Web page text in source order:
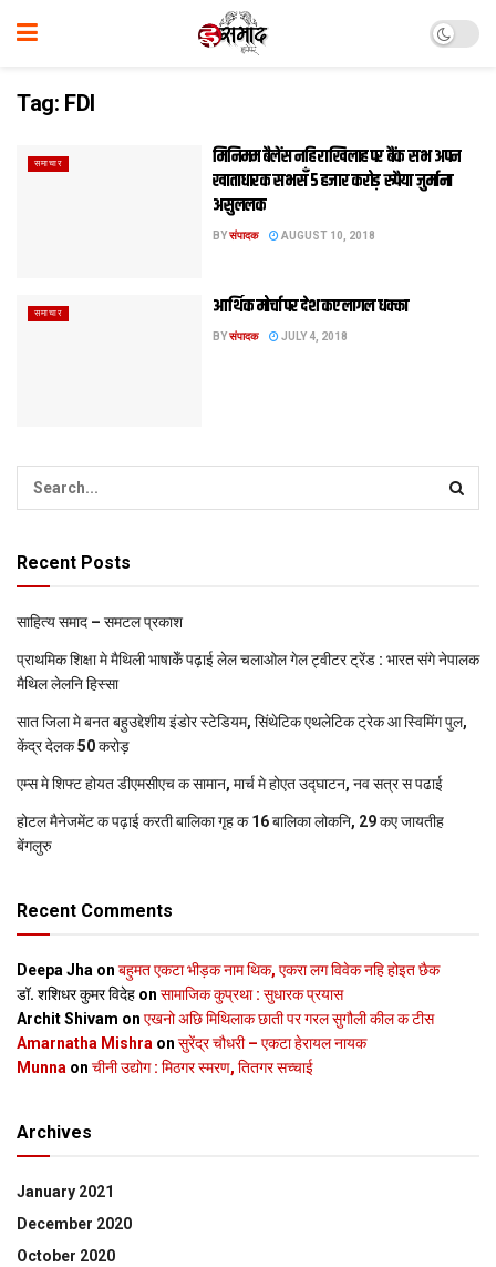
Tag: FDI
समाचार
मिनिमम बैलेंस नहि राखिलाह पर बैंक सभ अपन
खाताधारक सभसँ 5 हजार करोड़ रुपैया जुर्माना
असुललक
BYसंपादक AUGUST 10, 2018
समाचार आर्थिक मोर्चा पर देश कए लागल धक्का
BYसंपादक JULY 4, 2018
Recent Posts
साहित्य समाद – समटल प्रकाश
प्राथमिक शि‍क्षा मे मैथि‍ली भाषाकेँ पढ़ाई लेल चलाओल गेल ट्वीटर ट्रेंड : भारत संगे नेपालक
मैथिल लेलनि हिस्सा
सात जिला मे बनत बहुउद्देशीय इंडोर स्‍टेडि‍यम, सिंथेटिक एथलेटिक ट्रेक आ स्विमिंग पुल,
केंद्र देलक 50 करोड़
एम्स मे शिफ्ट होयत डीएमसीएच क सामान, मार्च मे होएत उद्घाटन, नव सत्र स पढाई
होटल मैनेजमेंट क पढ़ाई करती बालिका गृह क 16 बालिका लोकनि, 29 कए जायतीह
बेंगलुरु
Recent Comments
Deepa Jha on बहुमत एकटा भीड़क नाम थिक, एकरा लग विवेक नहि होइत छैक
डॉ. शशिधर कुमर विदेह on सामाजिक कुप्रथा : सुधारक प्रयास
Archit Shivam on एखनो अछि मिथिलाक छाती पर गरल सुगौली कील क टीस
Amarnatha Mishra on सुरेंद्र चौधरी – एकटा हेरायल नायक
Munna on चीनी उद्योग : मिठगर स्‍मरण, तितगर सच्‍चाई
Archives
January 2021
December 2020
October 2020